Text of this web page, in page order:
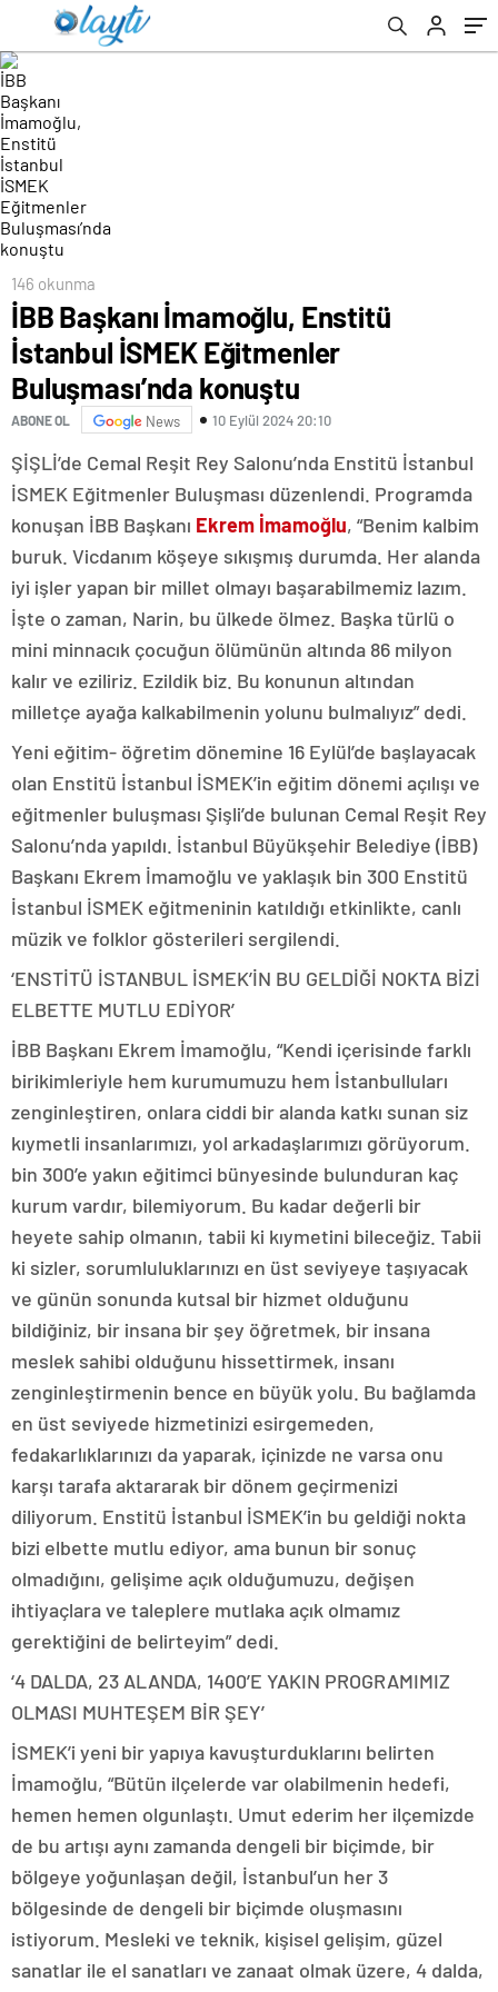
146 okunma
İBB Başkanı İmamoğlu, Enstitü
İstanbul İSMEK Eğitmenler
Buluşması’nda konuştu
ABONE OL News 10 Eylül 2024 20:10
ŞİŞLİ’de Cemal Reşit Rey Salonu’nda Enstitü İstanbul
İSMEK Eğitmenler Buluşması düzenlendi. Programda
konuşan İBB Başkanı Ekrem İmamoğlu, “Benim kalbim
buruk. Vicdanım köşeye sıkışmış durumda. Her alanda
iyi işler yapan bir millet olmayı başarabilmemiz lazım.
İşte o zaman, Narin, bu ülkede ölmez. Başka türlü o
mini minnacık çocuğun ölümünün altında 86 milyon
kalır ve eziliriz. Ezildik biz. Bu konunun altından
milletçe ayağa kalkabilmenin yolunu bulmalıyız” dedi.
Yeni eğitim- öğretim dönemine 16 Eylül’de başlayacak
olan Enstitü İstanbul İSMEK’in eğitim dönemi açılışı ve
eğitmenler buluşması Şişli’de bulunan Cemal Reşit Rey
Salonu’nda yapıldı. İstanbul Büyükşehir Belediye (İBB)
Başkanı Ekrem İmamoğlu ve yaklaşık bin 300 Enstitü
İstanbul İSMEK eğitmeninin katıldığı etkinlikte, canlı
müzik ve folklor gösterileri sergilendi.
‘ENSTİTÜ İSTANBUL İSMEK’İN BU GELDİĞİ NOKTA BİZİ
ELBETTE MUTLU EDİYOR’
İBB Başkanı Ekrem İmamoğlu, “Kendi içerisinde farklı
birikimleriyle hem kurumumuzu hem İstanbulluları
zenginleştiren, onlara ciddi bir alanda katkı sunan siz
kıymetli insanlarımızı, yol arkadaşlarımızı görüyorum.
bin 300’e yakın eğitimci bünyesinde bulunduran kaç
kurum vardır, bilemiyorum. Bu kadar değerli bir
heyete sahip olmanın, tabii ki kıymetini bileceğiz. Tabii
ki sizler, sorumluluklarınızı en üst seviyeye taşıyacak
ve günün sonunda kutsal bir hizmet olduğunu
bildiğiniz, bir insana bir şey öğretmek, bir insana
meslek sahibi olduğunu hissettirmek, insanı
zenginleştirmenin bence en büyük yolu. Bu bağlamda
en üst seviyede hizmetinizi esirgemeden,
fedakarlıklarınızı da yaparak, içinizde ne varsa onu
karşı tarafa aktararak bir dönem geçirmenizi
diliyorum. Enstitü İstanbul İSMEK’in bu geldiği nokta
bizi elbette mutlu ediyor, ama bunun bir sonuç
olmadığını, gelişime açık olduğumuzu, değişen
ihtiyaçlara ve taleplere mutlaka açık olmamız
gerektiğini de belirteyim” dedi.
‘4 DALDA, 23 ALANDA, 1400’E YAKIN PROGRAMIMIZ
OLMASI MUHTEŞEM BİR ŞEY’
İSMEK’i yeni bir yapıya kavuşturduklarını belirten
İmamoğlu, “Bütün ilçelerde var olabilmenin hedefi,
hemen hemen olgunlaştı. Umut ederim her ilçemizde
de bu artışı aynı zamanda dengeli bir biçimde, bir
bölgeye yoğunlaşan değil, İstanbul’un her 3
bölgesinde de dengeli bir biçimde oluşmasını
istiyorum. Mesleki ve teknik, kişisel gelişim, güzel
sanatlar ile el sanatları ve zanaat olmak üzere, 4 dalda,